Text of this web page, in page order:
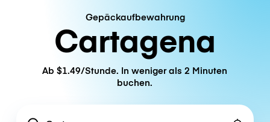
Gepäckaufbewahrung
Cartagena
Ab $1.49/Stunde. In weniger als 2 Minuten
buchen.